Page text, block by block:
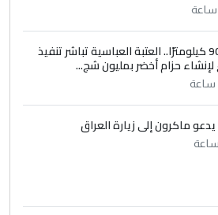
بطول 90 كيلومترًا.. العتبة العباسية تباشر تنفيذ
حزام أخضر بمليون شج...
ماكرون إلى زيارة العراق